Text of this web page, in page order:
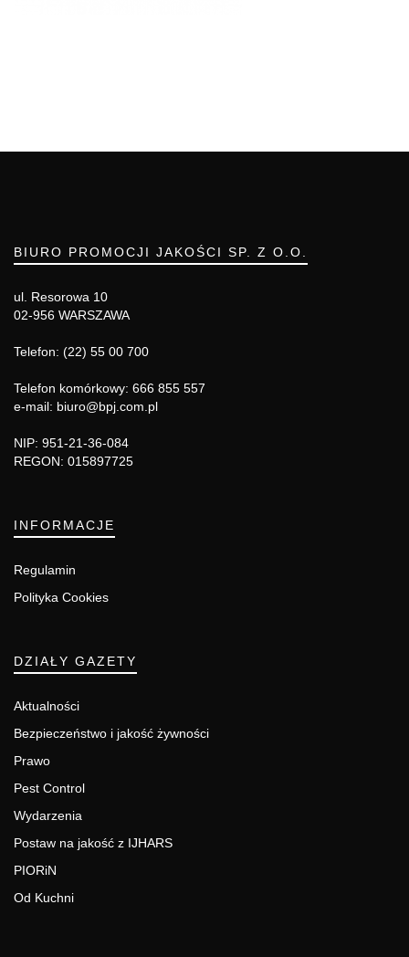
BIURO PROMOCJI JAKOŚCI SP. Z O.O.
ul. Resorowa 10
02-956 WARSZAWA
Telefon: (22) 55 00 700
Telefon komórkowy: 666 855 557
e-mail: biuro@bpj.com.pl
NIP: 951-21-36-084
REGON: 015897725
INFORMACJE
Regulamin
Polityka Cookies
DZIAŁY GAZETY
Aktualności
Bezpieczeństwo i jakość żywności
Prawo
Pest Control
Wydarzenia
Postaw na jakość z IJHARS
PIORiN
Od Kuchni